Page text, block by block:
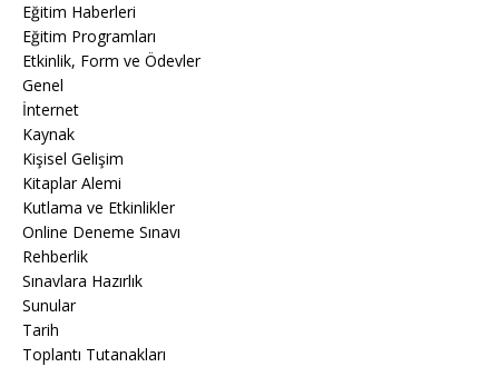
Eğitim Haberleri
Eğitim Programları
Etkinlik, Form ve Ödevler
Genel
İnternet
Kaynak
Kişisel Gelişim
Kitaplar Alemi
Kutlama ve Etkinlikler
Online Deneme Sınavı
Rehberlik
Sınavlara Hazırlık
Sunular
Tarih
Toplantı Tutanakları